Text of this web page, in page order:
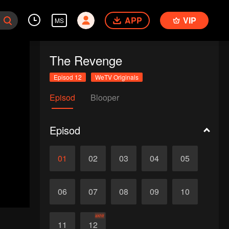
MS APP VIP
The Revenge
Episod 12 WeTV Originals
Episod Blooper
Episod
01 02 03 04 05
06 07 08 09 10
11 12
akhir